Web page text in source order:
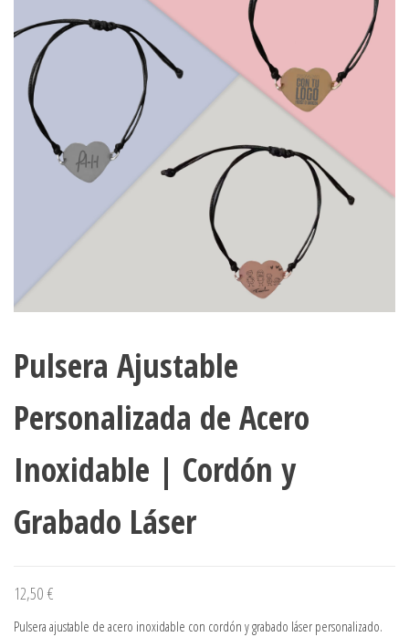
Pulsera Ajustable
Personalizada de Acero
Inoxidable | Cordón y
Grabado Láser
12,50 €
Pulsera ajustable de acero inoxidable con cordón y grabado láser personalizado.